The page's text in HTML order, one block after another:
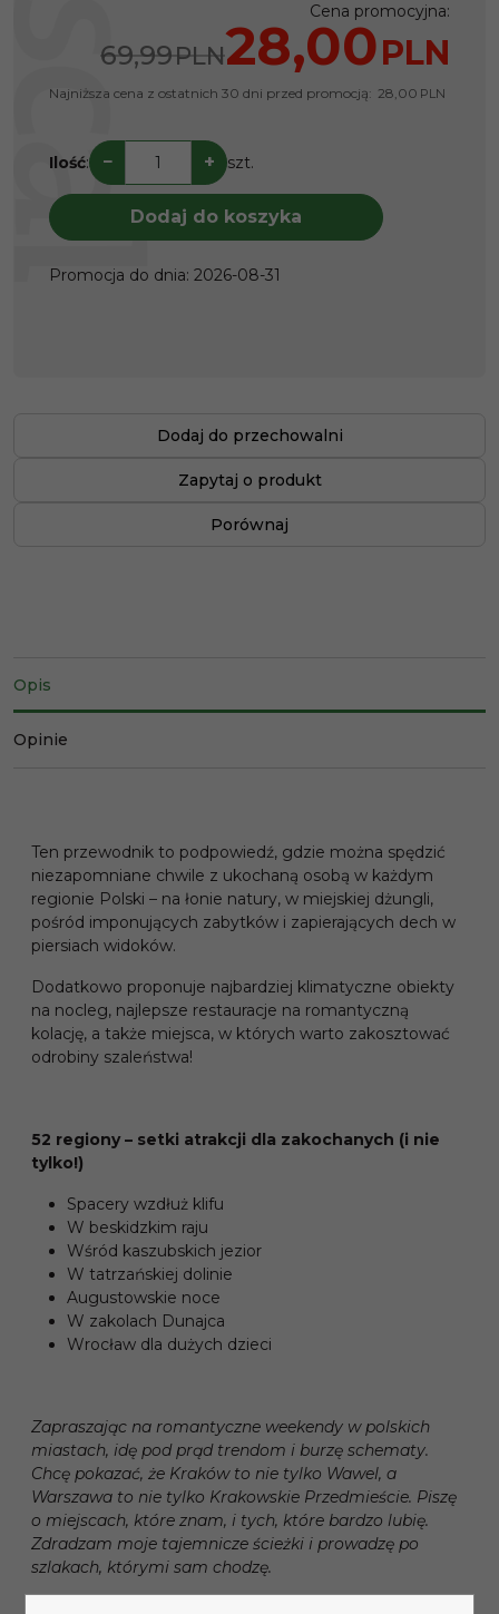
Cena promocyjna:
69,99PLN28,00PLN
Najniższa cena z ostatnich 30 dni przed promocją: 28,00 PLN
Ilość: − + szt.
Dodaj do koszyka
Promocja do dnia: 2026-08-31
Dodaj do przechowalni
Zapytaj o produkt
Porównaj
Opis
Opinie
Ten przewodnik to podpowiedź, gdzie można spędzić
niezapomniane chwile z ukochaną osobą w każdym
regionie Polski – na łonie natury, w miejskiej dżungli,
pośród imponujących zabytków i zapierających dech w
piersiach widoków.
Dodatkowo proponuje najbardziej klimatyczne obiekty
na nocleg, najlepsze restauracje na romantyczną
kolację, a także miejsca, w których warto zakosztować
odrobiny szaleństwa!
52 regiony – setki atrakcji dla zakochanych (i nie
tylko!)
Spacery wzdłuż klifu
W beskidzkim raju
Wśród kaszubskich jezior
W tatrzańskiej dolinie
Augustowskie noce
W zakolach Dunajca
Wrocław dla dużych dzieci
Zapraszając na romantyczne weekendy w polskich
miastach, idę pod prąd trendom i burzę schematy.
Chcę pokazać, że Kraków to nie tylko Wawel, a
Warszawa to nie tylko Krakowskie Przedmieście. Piszę
o miejscach, które znam, i tych, które bardzo lubię.
Zdradzam moje tajemnicze ścieżki i prowadzę po
szlakach, którymi sam chodzę.